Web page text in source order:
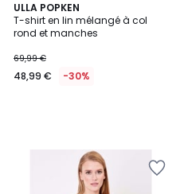
ULLA POPKEN
T-shirt en lin mélangé à col
rond et manches
69,99 €
48,99 € -30%